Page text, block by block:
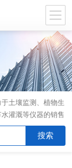
土壤监测、植物生
灌溉等仪器的销售